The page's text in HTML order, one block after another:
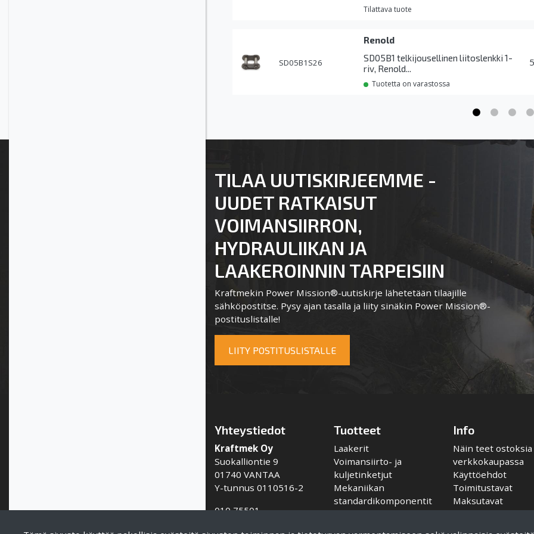
Tilattava tuote
SD05B1S26
Renold
SD05B1 telkijousellinen liitoslenkki 1-
riv, Renold...
Tuotetta on varastossa
TILAA UUTISKIRJEEMME -
UUDET RATKAISUT
VOIMANSIIRRON,
HYDRAULIIKAN JA
LAAKEROINNIN TARPEISIIN
Kraftmekin Power Mission®-uutiskirje lähetetään tilaajille
sähköpostitse. Pysy ajan tasalla ja liity sinäkin Power Mission®-
postituslistalle!
LIITY POSTITUSLISTALLE
Yhteystiedot
Kraftmek Oy
Suokalliontie 9
01740 VANTAA
Y-tunnus 0110516-2
010 75501
Tuotteet
Laakerit
Voimansiirto- ja
kuljetinketjut
Mekaniikan
standardikomponentit
Kytkimet
Info
Näin teet ostoksia
verkkokaupassa
Käyttöehdot
Toimitustavat
Maksutavat
Tietosuojaseloste